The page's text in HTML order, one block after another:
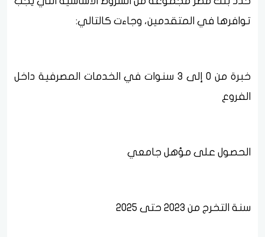
توافرها في المتقدمين، وجاءت كالتالي:
خبرة من 0 إلى 3 سنوات في الخدمات المصرفية داخل
الفروع
الحصول على مؤهل جامعي
سنة التخرج من 2023 حتى 2025